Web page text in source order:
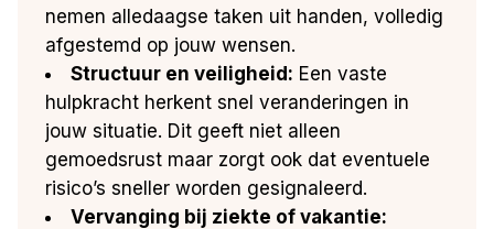
nemen alledaagse taken uit handen, volledig
afgestemd op jouw wensen.
Structuur en veiligheid: Een vaste
hulpkracht herkent snel veranderingen in
jouw situatie. Dit geeft niet alleen
gemoedsrust maar zorgt ook dat eventuele
risico’s sneller worden gesignaleerd.
Vervanging bij ziekte of vakantie: